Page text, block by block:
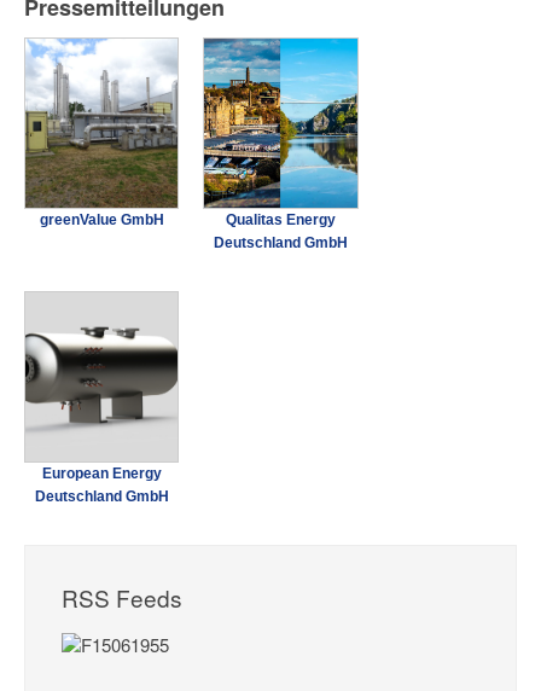
Pressemitteilungen
greenValue GmbH
Qualitas Energy
Deutschland GmbH
European Energy
Deutschland GmbH
RSS Feeds